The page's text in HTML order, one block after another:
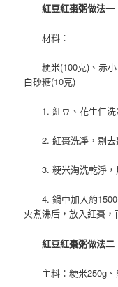
紅豆紅棗粥做法一
材料：
粳米(100克)、赤
白砂糖(10克)
1. 紅豆、花生仁
2. 紅棗洗凈，剔去
3. 粳米淘洗乾淨
4. 鍋中加入約
火煮沸后，放入紅棗
紅豆紅棗粥做法二
主料：粳米250g